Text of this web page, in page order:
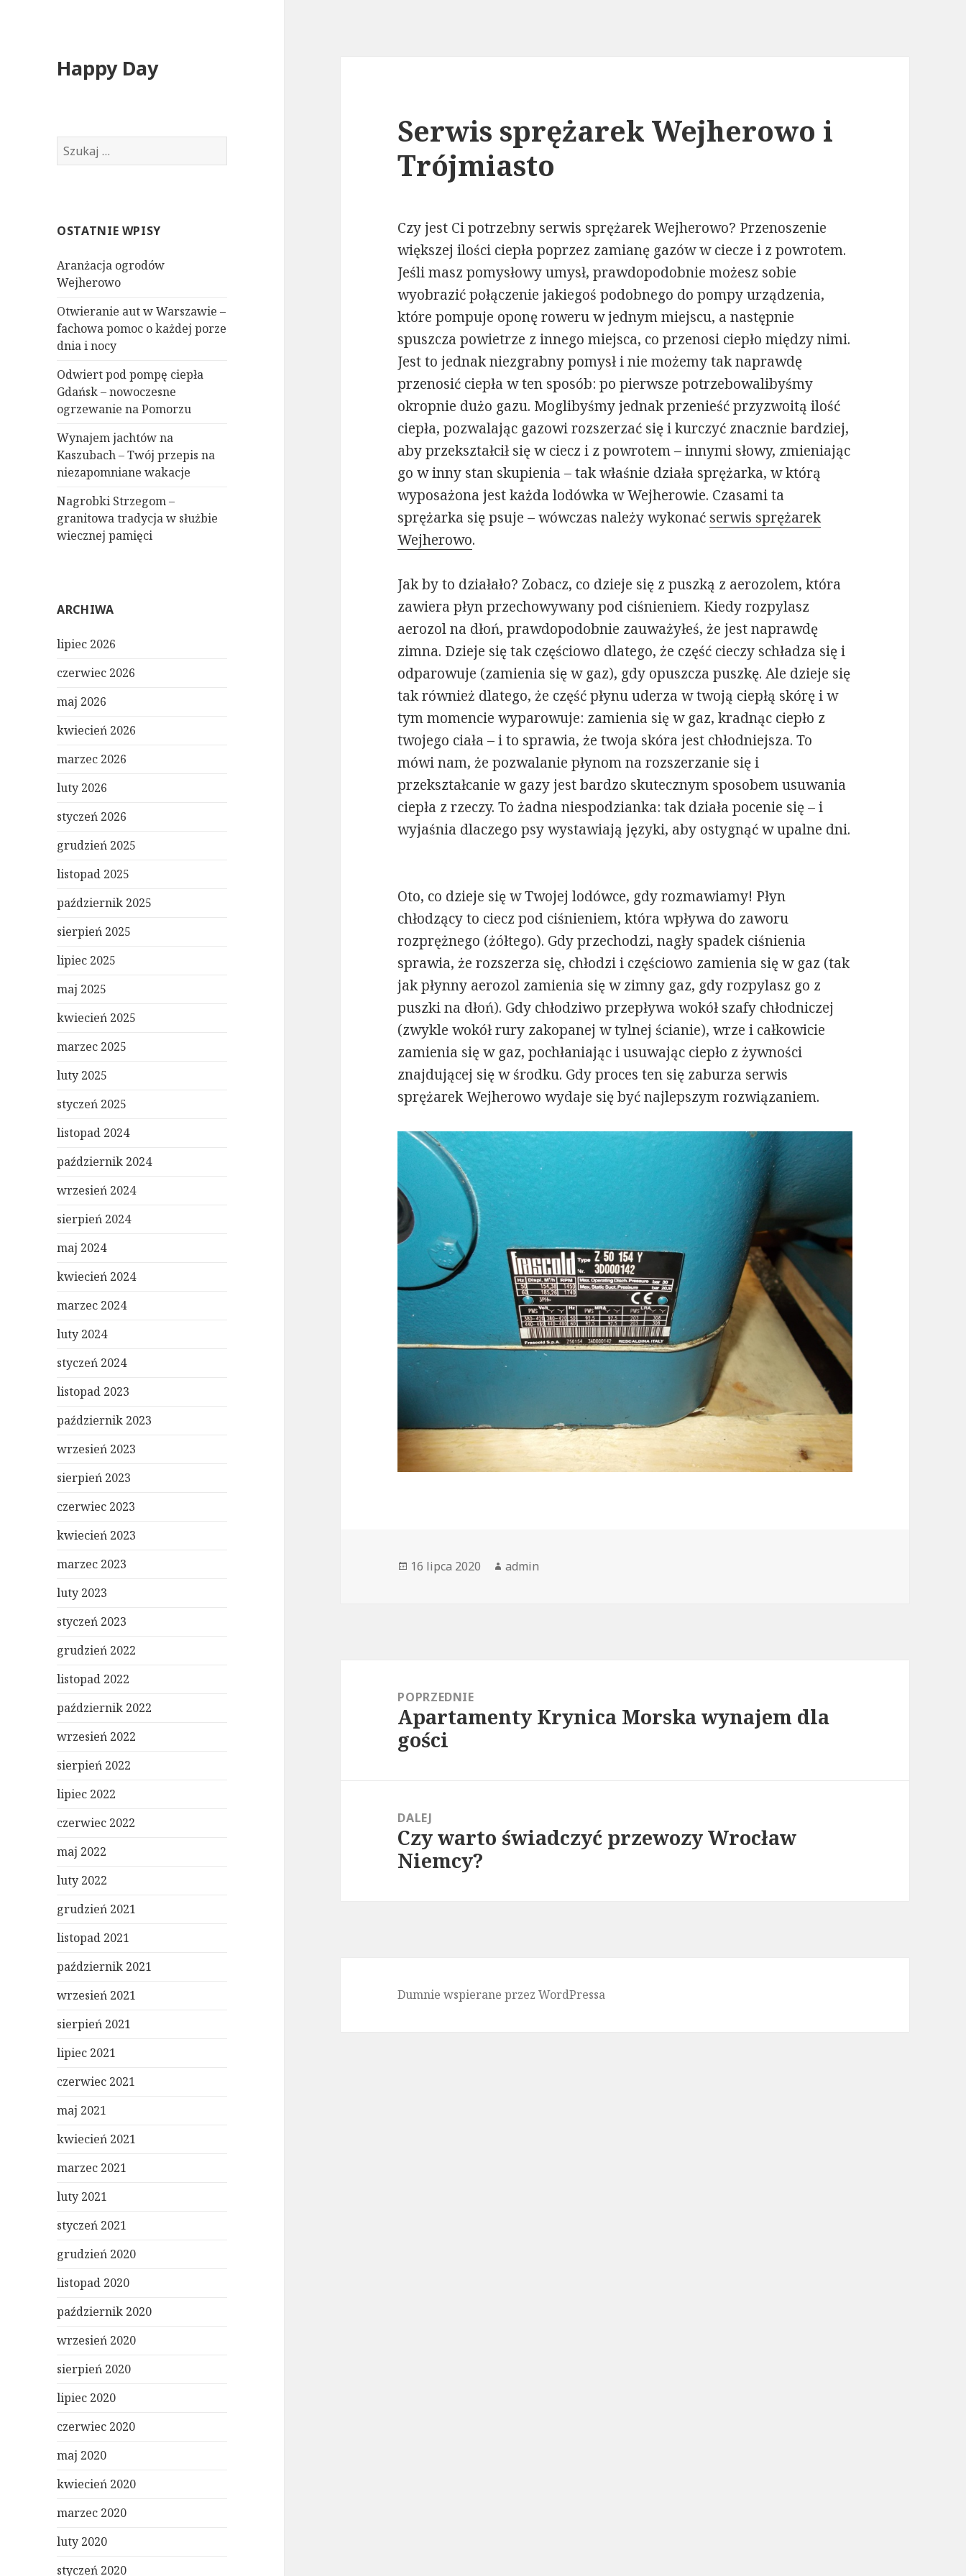
Happy Day
Szukaj:
OSTATNIE WPISY
Aranżacja ogrodów
Wejherowo
Otwieranie aut w Warszawie –
fachowa pomoc o każdej porze
dnia i nocy
Odwiert pod pompę ciepła
Gdańsk – nowoczesne
ogrzewanie na Pomorzu
Wynajem jachtów na
Kaszubach – Twój przepis na
niezapomniane wakacje
Nagrobki Strzegom –
granitowa tradycja w służbie
wiecznej pamięci
ARCHIWA
lipiec 2026
czerwiec 2026
maj 2026
kwiecień 2026
marzec 2026
luty 2026
styczeń 2026
grudzień 2025
listopad 2025
październik 2025
sierpień 2025
lipiec 2025
maj 2025
kwiecień 2025
marzec 2025
luty 2025
styczeń 2025
listopad 2024
październik 2024
wrzesień 2024
sierpień 2024
maj 2024
kwiecień 2024
marzec 2024
luty 2024
styczeń 2024
listopad 2023
październik 2023
wrzesień 2023
sierpień 2023
czerwiec 2023
kwiecień 2023
marzec 2023
luty 2023
styczeń 2023
grudzień 2022
listopad 2022
październik 2022
wrzesień 2022
sierpień 2022
lipiec 2022
czerwiec 2022
maj 2022
luty 2022
grudzień 2021
listopad 2021
październik 2021
wrzesień 2021
sierpień 2021
lipiec 2021
czerwiec 2021
maj 2021
kwiecień 2021
marzec 2021
luty 2021
styczeń 2021
grudzień 2020
listopad 2020
październik 2020
wrzesień 2020
sierpień 2020
lipiec 2020
czerwiec 2020
maj 2020
kwiecień 2020
marzec 2020
luty 2020
styczeń 2020
Serwis sprężarek Wejherowo i
Trójmiasto
Czy jest Ci potrzebny serwis sprężarek Wejherowo? Przenoszenie
większej ilości ciepła poprzez zamianę gazów w ciecze i z powrotem.
Jeśli masz pomysłowy umysł, prawdopodobnie możesz sobie
wyobrazić połączenie jakiegoś podobnego do pompy urządzenia,
które pompuje oponę roweru w jednym miejscu, a następnie
spuszcza powietrze z innego miejsca, co przenosi ciepło między nimi.
Jest to jednak niezgrabny pomysł i nie możemy tak naprawdę
przenosić ciepła w ten sposób: po pierwsze potrzebowalibyśmy
okropnie dużo gazu. Moglibyśmy jednak przenieść przyzwoitą ilość
ciepła, pozwalając gazowi rozszerzać się i kurczyć znacznie bardziej,
aby przekształcił się w ciecz i z powrotem – innymi słowy, zmieniając
go w inny stan skupienia – tak właśnie działa sprężarka, w którą
wyposażona jest każda lodówka w Wejherowie. Czasami ta
sprężarka się psuje – wówczas należy wykonać serwis sprężarek
Wejherowo.
Jak by to działało? Zobacz, co dzieje się z puszką z aerozolem, która
zawiera płyn przechowywany pod ciśnieniem. Kiedy rozpylasz
aerozol na dłoń, prawdopodobnie zauważyłeś, że jest naprawdę
zimna. Dzieje się tak częściowo dlatego, że część cieczy schładza się i
odparowuje (zamienia się w gaz), gdy opuszcza puszkę. Ale dzieje się
tak również dlatego, że część płynu uderza w twoją ciepłą skórę i w
tym momencie wyparowuje: zamienia się w gaz, kradnąc ciepło z
twojego ciała – i to sprawia, że ​​twoja skóra jest chłodniejsza. To
mówi nam, że pozwalanie płynom na rozszerzanie się i
przekształcanie w gazy jest bardzo skutecznym sposobem usuwania
ciepła z rzeczy. To żadna niespodzianka: tak działa pocenie się – i
wyjaśnia dlaczego psy wystawiają języki, aby ostygnąć w upalne dni.
Oto, co dzieje się w Twojej lodówce, gdy rozmawiamy! Płyn
chłodzący to ciecz pod ciśnieniem, która wpływa do zaworu
rozprężnego (żółtego). Gdy przechodzi, nagły spadek ciśnienia
sprawia, że rozszerza się, chłodzi i częściowo zamienia się w gaz (tak
jak płynny aerozol zamienia się w zimny gaz, gdy rozpylasz go z
puszki na dłoń). Gdy chłodziwo przepływa wokół szafy chłodniczej
(zwykle wokół rury zakopanej w tylnej ścianie), wrze i całkowicie
zamienia się w gaz, pochłaniając i usuwając ciepło z żywności
znajdującej się w środku. Gdy proces ten się zaburza serwis
sprężarek Wejherowo wydaje się być najlepszym rozwiązaniem.
Opublikowano
16 lipca 2020 Autor
admin
POPRZEDNIE
Poprzedni
wpis:
Apartamenty Krynica Morska wynajem dla
gości
DALEJ
Następny
wpis:
Czy warto świadczyć przewozy Wrocław
Niemcy?
Dumnie wspierane przez WordPressa